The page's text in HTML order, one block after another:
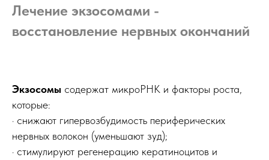
Лечение экзосомами -
восстановление нервных окончаний
Экзосомы содержат микроРНК и факторы роста,
которые:
· снижают гипервозбудимость периферических
нервных волокон (уменьшают зуд);
· стимулируют регенерацию кератиноцитов и